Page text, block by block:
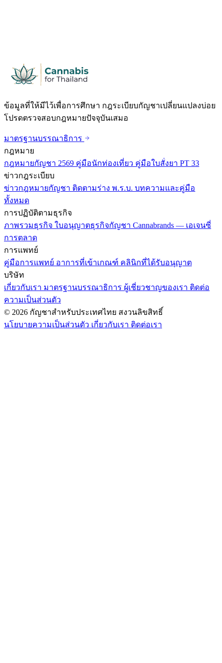
ข้อมูลที่ให้มีไว้เพื่อการศึกษา กฎระเบียบกัญชาเปลี่ยนแปลงบ่อย
โปรดตรวจสอบกฎหมายปัจจุบันเสมอ
มาตรฐานบรรณาธิการ
กฎหมาย
กฎหมายกัญชา 2569 คู่มือนักท่องเที่ยว คู่มือใบสั่งยา PT 33
ข่าวกฎระเบียบ
ข่าวกฎหมายกัญชา ติดตามร่าง พ.ร.บ. บทความและคู่มือ
ทั้งหมด
การปฏิบัติตามธุรกิจ
ภาพรวมธุรกิจ ใบอนุญาตธุรกิจกัญชา Cannabrands — เอเจนซี่
การตลาด
การแพทย์
คู่มือการแพทย์ อาการที่เข้าเกณฑ์ คลินิกที่ได้รับอนุญาต
บริษัท
เกี่ยวกับเรา มาตรฐานบรรณาธิการ ผู้เชี่ยวชาญของเรา ติดต่อ
ความเป็นส่วนตัว
© 2026 กัญชาสำหรับประเทศไทย สงวนลิขสิทธิ์
นโยบายความเป็นส่วนตัว เกี่ยวกับเรา ติดต่อเรา